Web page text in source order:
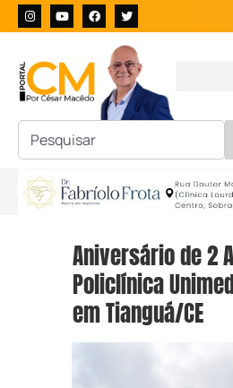
Aniversário de 2
Policlínica
em Tianguá/CE